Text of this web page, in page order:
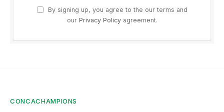
By signing up, you agree to the our terms and
our Privacy Policyagreement.
CONCACHAMPIONS